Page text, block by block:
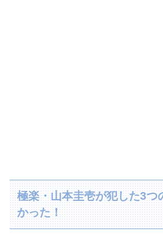
極楽・山本圭壱が犯した3つ
かった！